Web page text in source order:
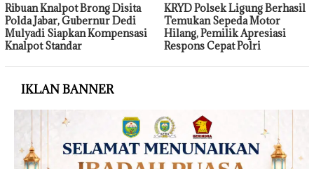
Ribuan Knalpot Brong Disita
Polda Jabar, Gubernur Dedi
Mulyadi Siapkan Kompensasi
Knalpot Standar
KRYD Polsek Ligung Berhasil
Temukan Sepeda Motor
Hilang, Pemilik Apresiasi
Respons Cepat Polri
IKLAN BANNER